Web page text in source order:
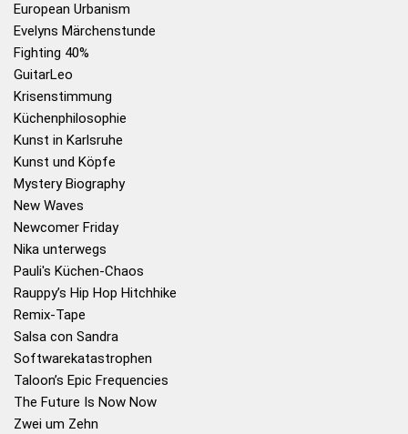
European Urbanism
Evelyns Märchenstunde
Fighting 40%
GuitarLeo
Krisenstimmung
Küchenphilosophie
Kunst in Karlsruhe
Kunst und Köpfe
Mystery Biography
New Waves
Newcomer Friday
Nika unterwegs
Pauli's Küchen-Chaos
Rauppy’s Hip Hop Hitchhike
Remix-Tape
Salsa con Sandra
Softwarekatastrophen
Taloon’s Epic Frequencies
The Future Is Now Now
Zwei um Zehn